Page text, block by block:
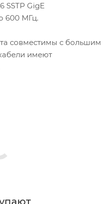
SSTP GigE
600 МГц.
совместимы с большим
имеют